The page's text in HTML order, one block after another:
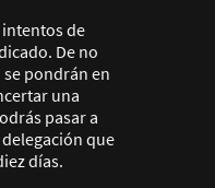
de
De no
pondrán en
una
pasar a
que
días.